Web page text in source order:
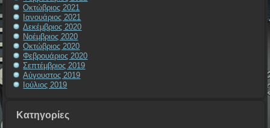
Οκτώβριος 2021
Ιανουάριος 2021
Δεκέμβριος 2020
Νοέμβριος 2020
Οκτώβριος 2020
Φεβρουάριος 2020
Σεπτέμβριος 2019
Αύγουστος 2019
Ιούλιος 2019
Kατηγορίες